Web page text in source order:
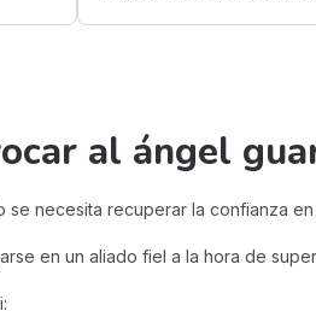
al ángel
se necesita recuperar la confianza
en un aliado fiel a la hora de